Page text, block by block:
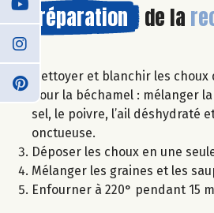
Préparation de la
Nettoyer et blanchir les choux
Pour la béchamel : mélanger
sel, le poivre, l’ail déshydraté
onctueuse.
Déposer les choux en une
Mélanger les graines et les
Enfourner à 220° pendant 15